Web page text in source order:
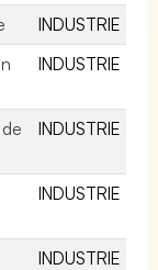
INDUSTRIE
INDUSTRIE
INDUSTRIE
INDUSTRIE
INDUSTRIE